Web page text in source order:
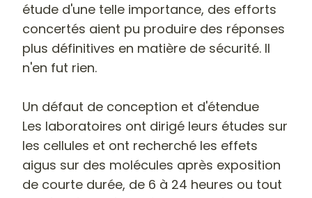
étude d'une telle importance, des efforts
concertés aient pu produire des réponses
plus définitives en matière de sécurité. Il
n'en fut rien.
Un défaut de conception et d'étendue
Les laboratoires ont dirigé leurs études sur
les cellules et ont recherché les effets
aigus sur des molécules après exposition
de courte durée, de 6 à 24 heures ou tout